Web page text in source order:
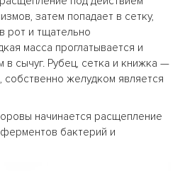
затем попадает в сетку,
рот и тщательно
масса проглатывается и
в сычуг. Рубец, сетка и книжка —
желудком является
начинается расщепление
бактерий и